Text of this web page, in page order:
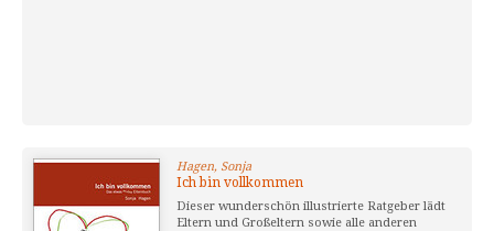
Hagen, Sonja
Ich bin vollkommen
Dieser wunderschön illustrierte Ratgeber lädt
Eltern und Großeltern sowie alle anderen